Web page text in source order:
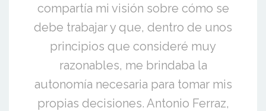
compartía mi visión sobre cómo se
debe trabajar y que, dentro de unos
principios que consideré muy
razonables, me brindaba la
autonomía necesaria para tomar mis
propias decisiones. Antonio Ferraz,